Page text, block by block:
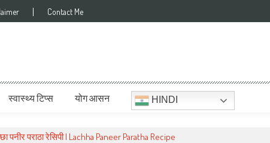
Contact Me
स्वास्थ्य टिप्स योग आसन HINDI
पनीर पराठा रेसिपी | Lachha Paneer Paratha Recipe